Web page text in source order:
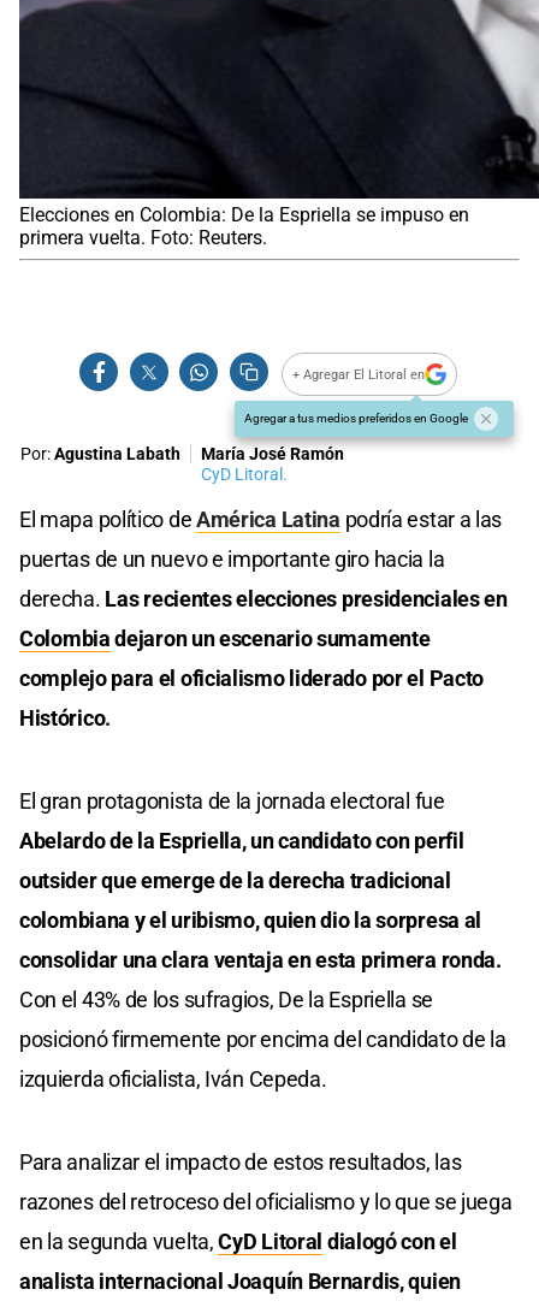
Elecciones en Colombia: De la Espriella se impuso en
primera vuelta. Foto: Reuters.
+ Agregar El Litoral en
Agregar a tus medios preferidos en Google
Por:Agustina Labath
María José Ramón
CyD Litoral.
El mapa político deAmérica Latina podría estar a las
puertas de un nuevo e importante giro hacia la
derecha. Las recientes elecciones presidenciales en
Colombiadejaron un escenario sumamente
complejo para el oficialismo liderado por el Pacto
Histórico.
El gran protagonista de la jornada electoral fue
Abelardo de la Espriella, un candidato con perfil
outsider que emerge de la derecha tradicional
colombiana y el uribismo, quien dio la sorpresa al
consolidar una clara ventaja en esta primera ronda.
Con el 43% de los sufragios, De la Espriella se
posicionó firmemente por encima del candidato de la
izquierda oficialista, Iván Cepeda.
Para analizar el impacto de estos resultados, las
razones del retroceso del oficialismo y lo que se juega
en la segunda vuelta, CyD Litoral dialogó con el
analista internacional Joaquín Bernardis, quien